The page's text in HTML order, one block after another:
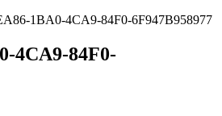
1BA0-4CA9-84F0-6F947B958977
4CA9-84F0-